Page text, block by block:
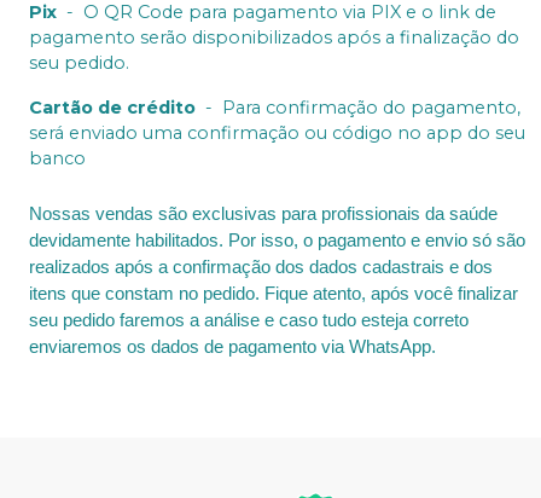
Pix - O QR Code para pagamento via PIX e o link de
pagamento serão disponibilizados após a finalização do
seu pedido.
Cartão de crédito -
Para confirmação do pagamento,
será enviado uma confirmação ou código no app do seu
banco
Nossas vendas são exclusivas para profissionais da saúde
devidamente habilitados. Por isso, o pagamento e envio só são
realizados após a confirmação dos dados cadastrais e dos
itens que constam no pedido. Fique atento, após você finalizar
seu pedido faremos a análise e caso tudo esteja correto
enviaremos os dados de pagamento via WhatsApp.